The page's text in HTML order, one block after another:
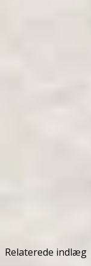
Relaterede indlæg